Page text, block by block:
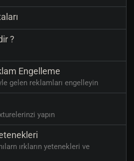
?
Engelleme
gelen reklamları engelleyin
yapın
ırkların yetenekleri ve